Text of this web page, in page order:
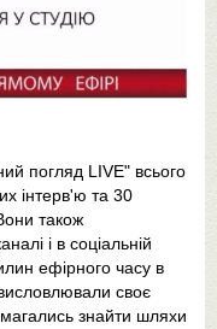
погляд LIVE" всього
інтерв'ю та 30
також
і в соціальній
ефірного часу в
своє
знайти шляхи